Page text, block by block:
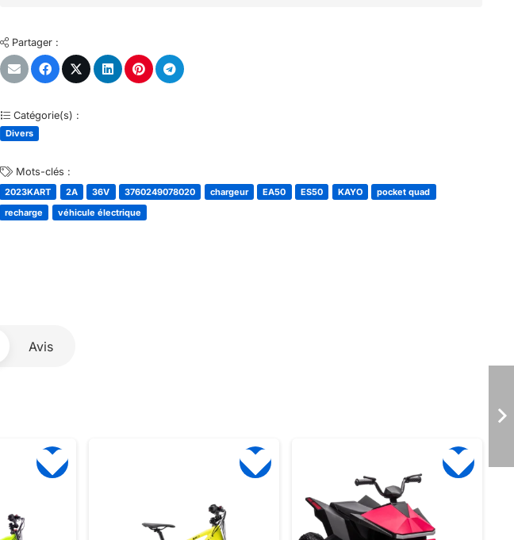
Partager :
Catégorie(s) :
Divers
Mots-clés :
2023KART 2A 36V 3760249078020 chargeur EA50 ES50 KAYO
pocket quad
recharge
véhicule électrique
Avis